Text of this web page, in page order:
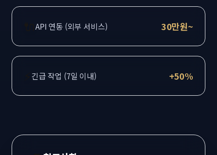
API 연동 (외부 서비스) 30만원~
긴급 작업 (7일 이내) +50%